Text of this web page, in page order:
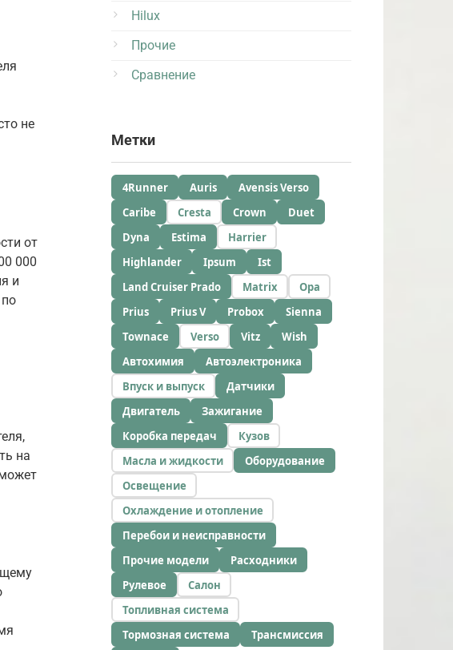
не
от
000
и
на
Hilux
Прочие
Сравнение
Метки
4Runner Auris
Avensis Verso
Caribe
Cresta Crown
Duet
Dyna
Estima
Harrier
Highlander
Ipsum
Ist
Land Cruiser Prado
Matrix
Opa
Prius
Prius V Probox
Sienna
Townace
Verso Vitz
Wish
Автохимия
Автоэлектроника
Впуск и выпуск
Датчики
Двигатель
Зажигание
Коробка передач
Кузов
Масла и жидкости
Оборудование
Освещение
Охлаждение и отопление
Перебои и неисправности
Прочие модели
Расходники
Рулевое
Салон
Топливная система
Тормозная система
Трансмиссия